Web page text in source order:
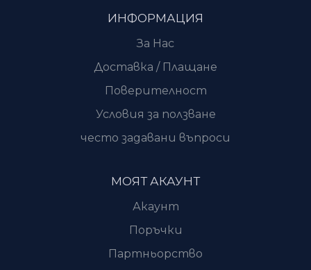
ИНФОРМАЦИЯ
За Нас
Доставка / Плащане
Поверителност
Условия за ползване
често задавани въпроси
МОЯТ АКАУНТ
Акаунт
Поръчки
Партньорство